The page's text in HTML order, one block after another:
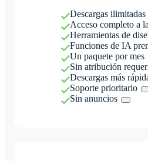
Descargas ilimitadas
Acceso completo a
Herramientas de
Funciones de IA
Un paquete por mes
Sin atribución
Descargas más
Soporte prioritario
Sin anuncios